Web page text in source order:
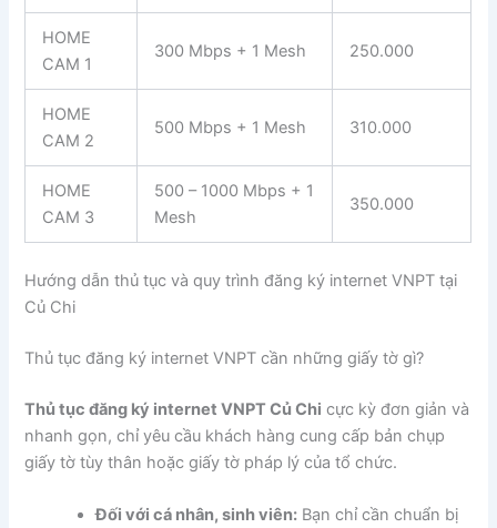
HOME
CAM 1
300 Mbps + 1 Mesh 250.000
HOME
CAM 2
500 Mbps + 1 Mesh 310.000
HOME
CAM 3
500 – 1000 Mbps + 1
Mesh
350.000
Hướng dẫn thủ tục và quy trình đăng ký internet VNPT tại
Củ Chi
Thủ tục đăng ký internet VNPT cần những giấy tờ gì?
Thủ tục đăng ký internet VNPT Củ Chi cực kỳ đơn giản và
nhanh gọn, chỉ yêu cầu khách hàng cung cấp bản chụp
giấy tờ tùy thân hoặc giấy tờ pháp lý của tổ chức.
Đối với cá nhân, sinh viên: Bạn chỉ cần chuẩn bị